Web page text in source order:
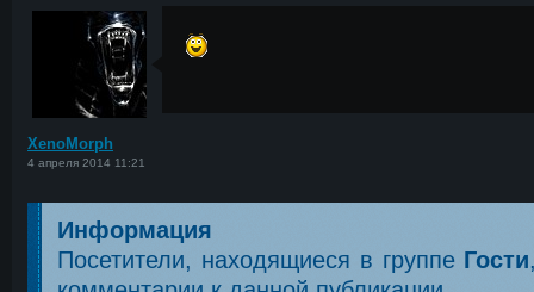
XenoMorph
4 апреля 2014 11:21
Информация
Посетители, находящиеся в группе Гости